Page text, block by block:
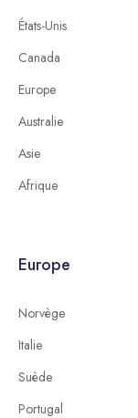
États-Unis
Canada
Europe
Australie
Asie
Afrique
Europe
Norvège
Italie
Suède
Portugal